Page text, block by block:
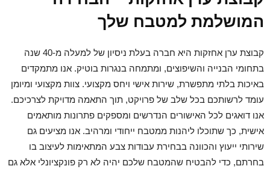
המושלמת למטבח שלך
קבוצת ערן אחזקות היא חברה בעלת ניסיון של למעלה מ-40 שנה
בתחומי הבנייה והשיפוצים, ומתמחה בנגרות בוטיק. אנו מתמקדים
באיכות בלתי מתפשרת, שירות אישי ויחס מקצועי. צוות מקצועי ומיומן
עומד לרשותכם בכל שלב של פרויקט, תוך התאמה מדויקת לצרכיכם.
אנו דואגים לכל האישורים הנדרשים ומספקים פתרונות מותאמים
אישית, כך שתוכלו ליהנות ממטבח ייחודי ומרהיב. אנו מציעים גם
שירותי ייעוץ והכוונה בבחירת עבודות צבע המתאימות לעיצוב בו
בחרתם, כדי להבטיח שהמטבח שלכם יהיה לא רק פונקציונלי אלא גם